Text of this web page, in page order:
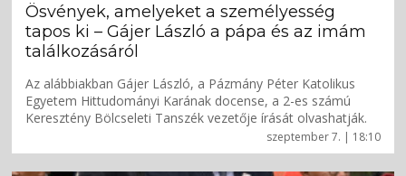
szeptember 7. | 18:10
Ösvények, amelyeket a személyesség
tapos ki – Gájer László a pápa és az imám
találkozásáról
Az alábbiakban Gájer László, a Pázmány Péter Katolikus
Egyetem Hittudományi Karának docense, a 2-es számú
Keresztény Bölcseleti Tanszék vezetője írását olvashatják.